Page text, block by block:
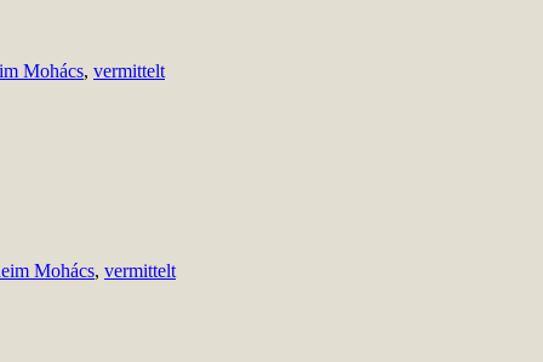
Mohács, vermittelt
Mohács, vermittelt